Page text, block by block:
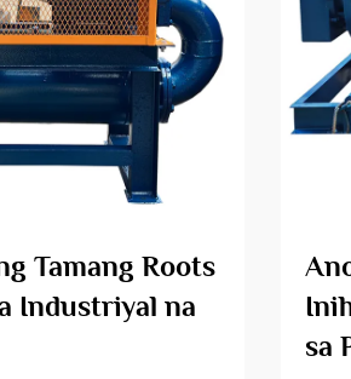
Tamang Roots
Industriyal na
sa